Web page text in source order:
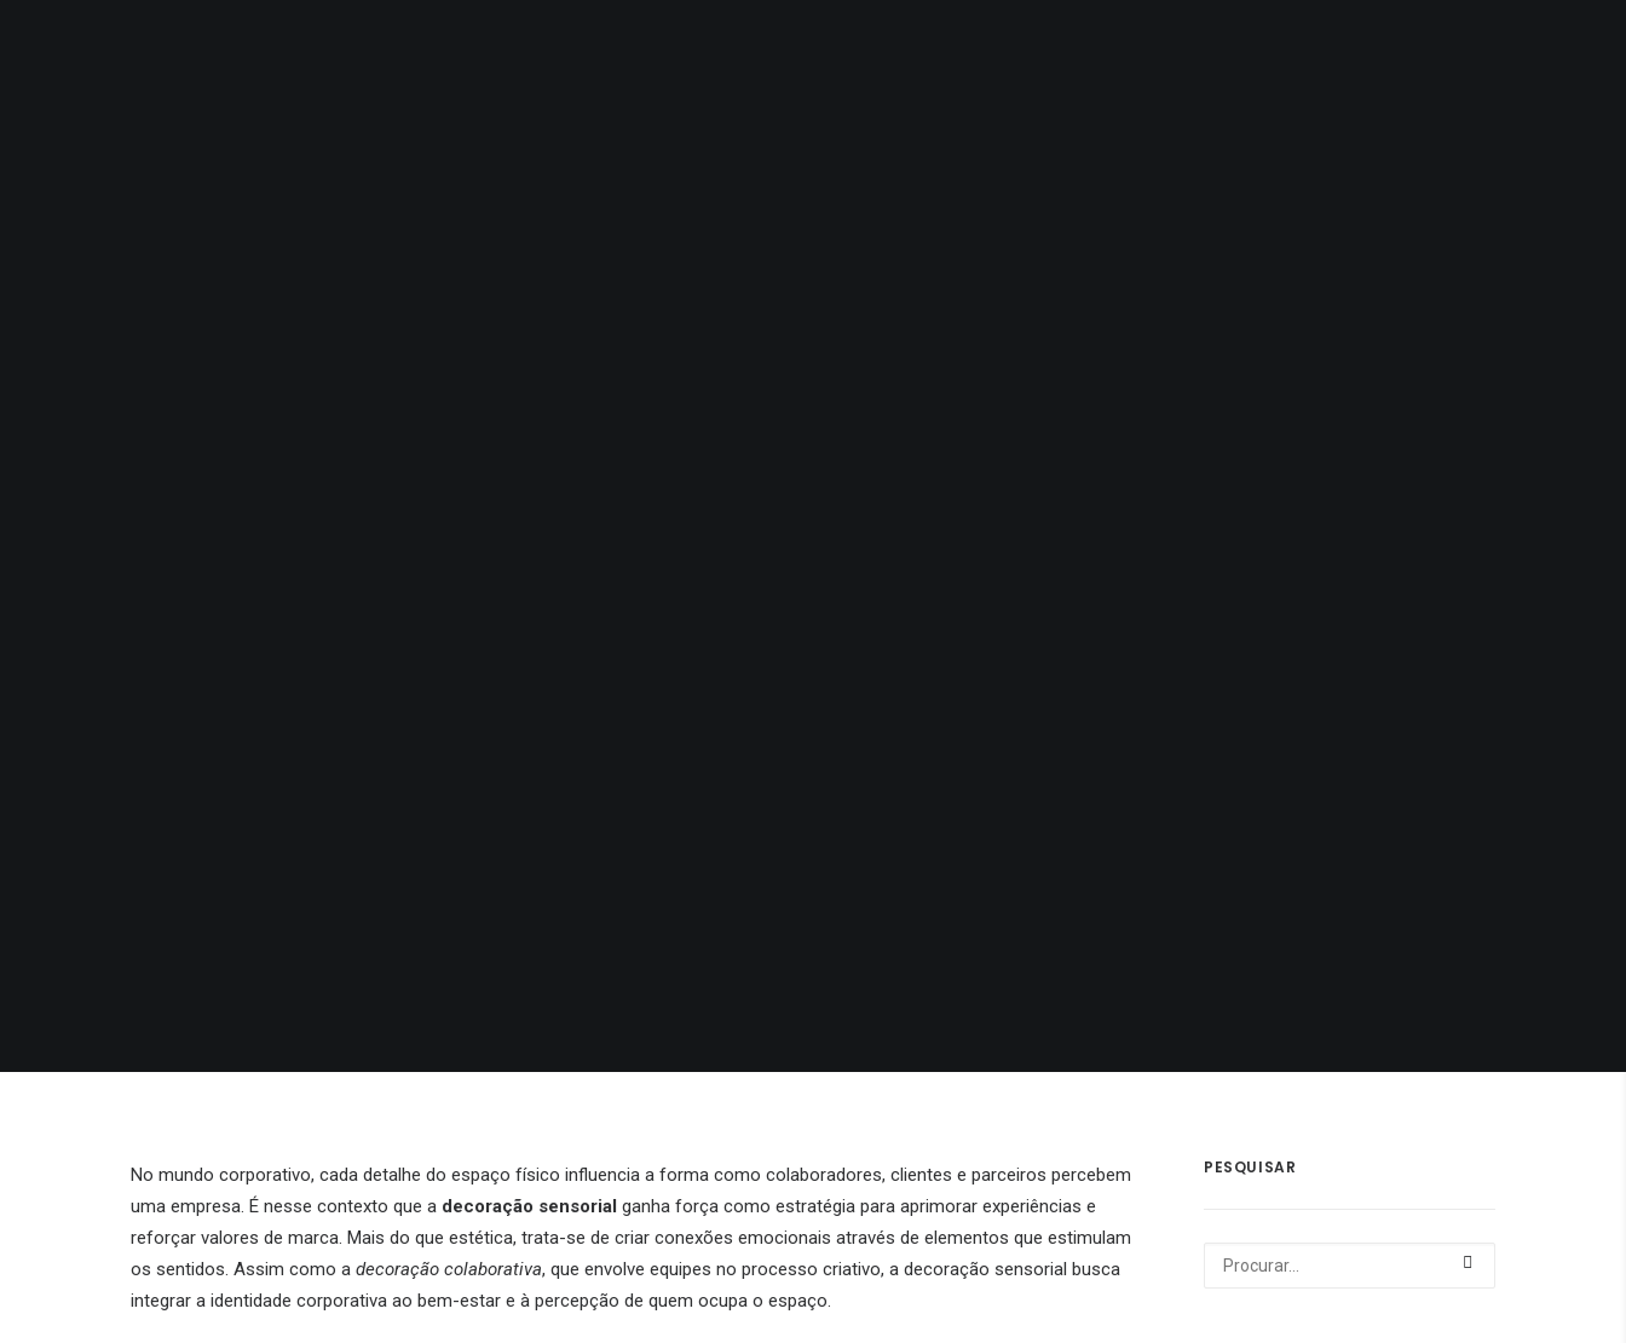
No mundo corporativo, cada detalhe do espaço físico influencia a forma como colaboradores, clientes e parceiros percebem
uma empresa. É nesse contexto que a decoração sensorial ganha força como estratégia para aprimorar experiências e
reforçar valores de marca. Mais do que estética, trata-se de criar conexões emocionais através de elementos que estimulam
os sentidos. Assim como a decoração colaborativa, que envolve equipes no processo criativo, a decoração sensorial busca
integrar a identidade corporativa ao bem-estar e à percepção de quem ocupa o espaço.
PESQUISAR